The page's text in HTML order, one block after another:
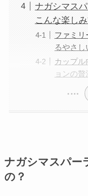
ナガシマス
こんな楽し
ファミリ
るやさし
カップ
ョンの贅
ナガシマスパー
の？